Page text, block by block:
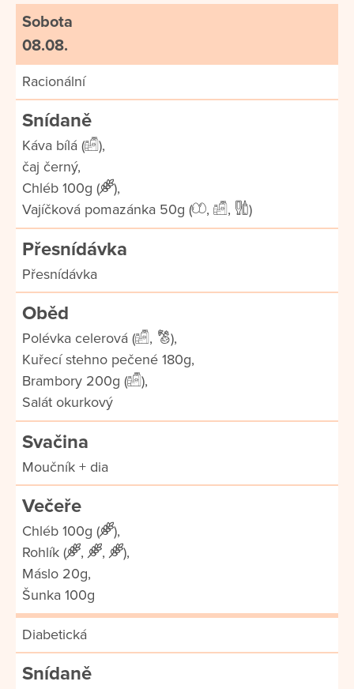
Sobota
08.08.
Racionální
Snídaně
Káva bílá (
),
čaj černý,
Chléb 100g (
),
Vajíčková pomazánka 50g (
, , )
Přesnídávka
Přesnídávka
Oběd
Polévka celerová ( ,
),
Kuřecí stehno pečené 180g,
Brambory 200g (
),
Salát okurkový
Svačina
Moučník + dia
Večeře
Chléb 100g (
),
Rohlík (
, ,
),
Máslo 20g,
Šunka 100g
Diabetická
Snídaně